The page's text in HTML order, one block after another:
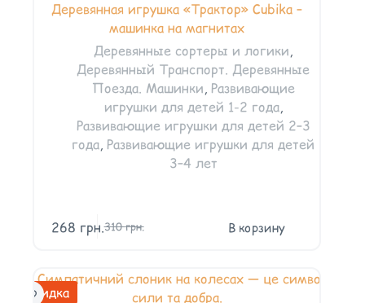
Деревянная игрушка «Трактор» Cubika –
машинка на магнитах
Деревянные сортеры и логики,
Деревянный Транспорт. Деревянные
Поезда. Машинки, Развивающие
игрушки для детей 1-2 года,
Развивающие игрушки для детей 2–3
года, Развивающие игрушки для детей
3–4 лет
310грн.
268 грн. В корзину
Скидка